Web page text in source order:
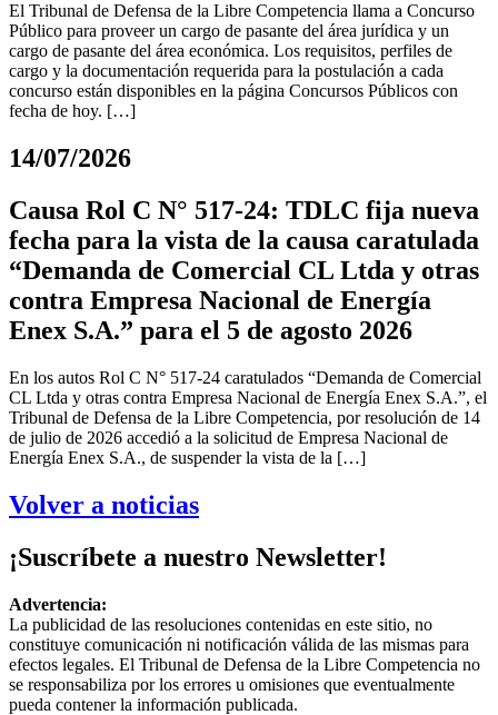
El Tribunal de Defensa de la Libre Competencia llama a Concurso
Público para proveer un cargo de pasante del área jurídica y un
cargo de pasante del área económica. Los requisitos, perfiles de
cargo y la documentación requerida para la postulación a cada
concurso están disponibles en la página Concursos Públicos con
fecha de hoy. […]
14/07/2026
Causa Rol C N° 517-24: TDLC fija nueva
fecha para la vista de la causa caratulada
“Demanda de Comercial CL Ltda y otras
contra Empresa Nacional de Energía
Enex S.A.” para el 5 de agosto 2026
En los autos Rol C N° 517-24 caratulados “Demanda de Comercial
CL Ltda y otras contra Empresa Nacional de Energía Enex S.A.”, el
Tribunal de Defensa de la Libre Competencia, por resolución de 14
de julio de 2026 accedió a la solicitud de Empresa Nacional de
Energía Enex S.A., de suspender la vista de la […]
Volver a noticias
¡Suscríbete a nuestro Newsletter!
Advertencia:
La publicidad de las resoluciones contenidas en este sitio, no
constituye comunicación ni notificación válida de las mismas para
efectos legales. El Tribunal de Defensa de la Libre Competencia no
se responsabiliza por los errores u omisiones que eventualmente
pueda contener la información publicada.